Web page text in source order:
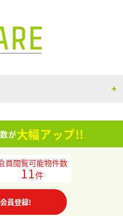
が大幅アップ!!
員閲覧可能物件数
11件
員登録!